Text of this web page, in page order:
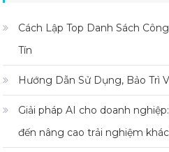
Cách Lập Top Danh Sách
Tín
Hướng Dẫn Sử Dụng, Bảo Trì
Giải pháp AI cho doanh
đến nâng cao trải nghiệm